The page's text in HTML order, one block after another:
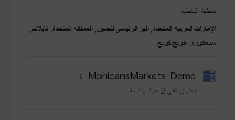
منطقة التغطية
الإمارات العربية المتحدة, البر الرئيسى للصين, المملكة المتحدة, تايلاند,
سنغافورة, هونج كونج
MohicansMarkets-Demo
يحتوي على 2 خوادم تابعة